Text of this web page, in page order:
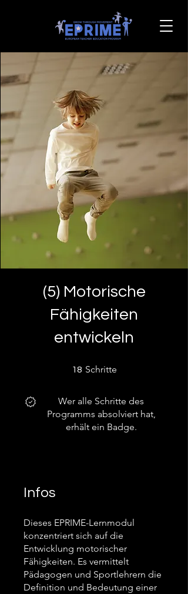
(5) Motorische
Fähigkeiten
entwickeln
18 Schritte
Wer alle Schritte des
Programms absolviert hat,
erhält ein Badge.
Infos
Dieses EPRIME-Lernmodul
konzentriert sich auf die
Entwicklung motorischer
Fähigkeiten. Es vermittelt
Pädagogen und Sportlehrern die
Definition und Bedeutung einer